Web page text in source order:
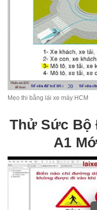
Mẹo thi bằng lái xe máy HCM
Thử Sức Bộ
A1